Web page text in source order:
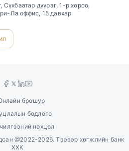
Сүхбаатар дүүрэг, 1-р хороо,
Ла оффис, 15 давхар
@2022-2026. Тээвэр хөгжлийн банк
ХХК
нөхцөл
бодлого
брошур